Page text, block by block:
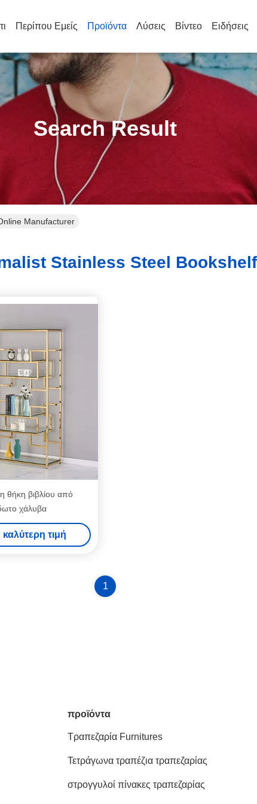
Περίπου Εμείς Προϊόντα Λύσεις Βίντεο Ειδήσεις
Search Result
Manufacturer
Stainless Steel
θήκη βιβλίου από
χάλυβα
τιμή
1
προϊόντα
Τραπεζαρία Furnitures
Τετράγωνα τραπέζια τραπεζαρίας
στρογγυλοί πίνακες τραπεζαρίας